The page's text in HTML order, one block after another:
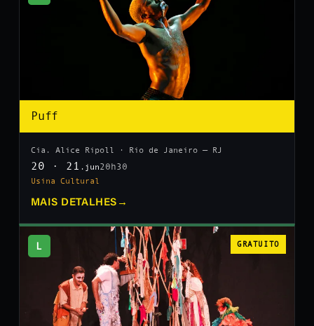
Puff
Cia. Alice Ripoll · Rio de Janeiro — RJ
20 · 21 .jun20h30
Usina Cultural
MAIS DETALHES →
L GRATUITO